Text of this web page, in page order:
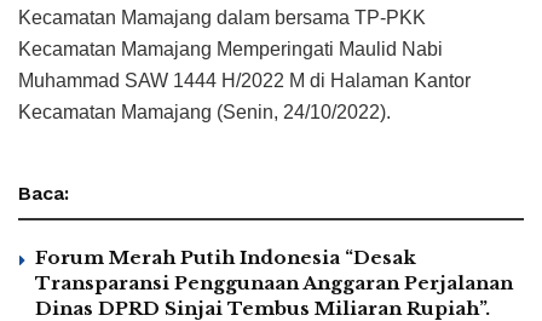
Kecamatan Mamajang dalam bersama TP-PKK
Kecamatan Mamajang Memperingati Maulid Nabi
Muhammad SAW 1444 H/2022 M di Halaman Kantor
Kecamatan Mamajang (Senin, 24/10/2022).
Baca:
Forum Merah Putih Indonesia “Desak
Transparansi Penggunaan Anggaran Perjalanan
Dinas DPRD Sinjai Tembus Miliaran Rupiah”.